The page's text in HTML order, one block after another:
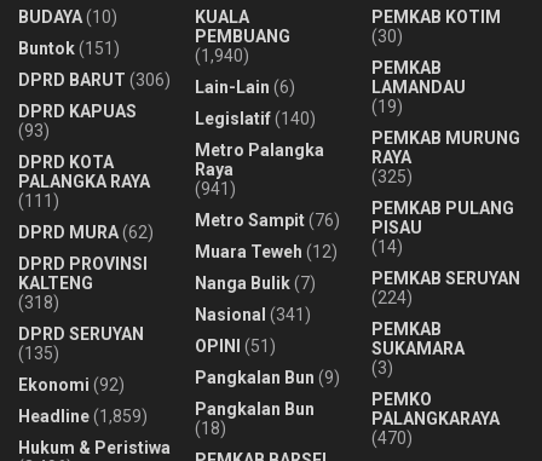
BUDAYA(10)
Buntok(151)
DPRD BARUT (306)
DPRD KAPUAS
(93)
DPRD KOTA
PALANGKA RAYA
(111)
DPRD MURA(62)
DPRD PROVINSI
KALTENG
(318)
DPRD SERUYAN
(135)
Ekonomi (92)
Headline(1,859)
Hukum & Peristiwa
KUALA
PEMBUANG
(1,940)
Lain-Lain (6)
Legislatif(140)
Metro Palangka
Raya
(941)
Metro Sampit(76)
Muara Teweh (12)
Nanga Bulik(7)
Nasional (341)
OPINI
(51)
Pangkalan Bun (9)
Pangkalan Bun
(18)
PEMKAB KOTIM
(30)
PEMKAB
LAMANDAU
(19)
PEMKAB MURUNG
RAYA
(325)
PEMKAB PULANG
PISAU
(14)
PEMKAB SERUYAN
(224)
PEMKAB
SUKAMARA
(3)
PEMKO
PALANGKARAYA
(470)